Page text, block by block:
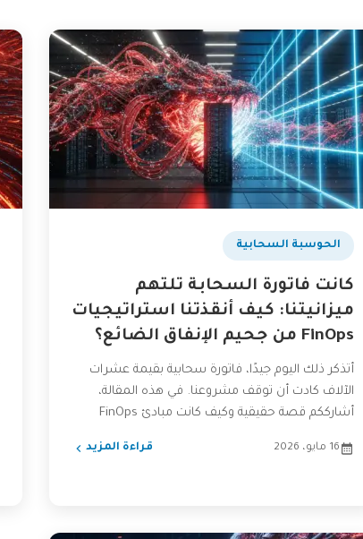
الحوسبة السحابية
كانت فاتورة السحابة تلتهم
ميزانيتنا: كيف أنقذتنا استراتيجيات
FinOps من جحيم الإنفاق الضائع؟
أتذكر ذلك اليوم جيدًا، فاتورة سحابية بقيمة عشرات
الآلاف كادت أن توقف مشروعنا. في هذه المقالة،
أشارككم قصة حقيقية وكيف كانت مبادئ FinOps
16 مايو، 2026 قراءة المزيد